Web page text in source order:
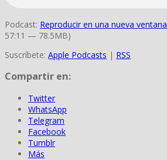
Podcast: Reproducir en una nueva ventana
57:11 — 78.5MB)
Suscríbete: Apple Podcasts | RSS
Compartir en:
Twitter
WhatsApp
Telegram
Facebook
Tumblr
Más